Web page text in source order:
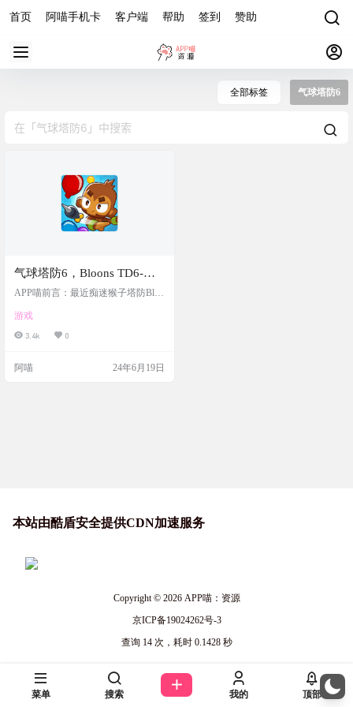
首页 阿喵手机卡 客户端 帮助 签到 赞助
全部标签 气球塔防6
气球塔防6，Bloons TD6-手
机电脑互通的好玩经典塔防
APP喵前言：最近痴迷猴子塔防Bloo
事了刷两局，最近刚换安卓手机，
在谷歌play搜了下，发现手机端也
发现是可以同步的，惊喜！马上花
游戏
3.4k 0
阿喵 24年6月19日
本站由酷盾安全提供CDN加速服务
Copyright © 2026APP喵：资源
京ICP备19024262号-3
查询 14 次，耗时 0.1428 秒
菜单 搜索 我的 顶部